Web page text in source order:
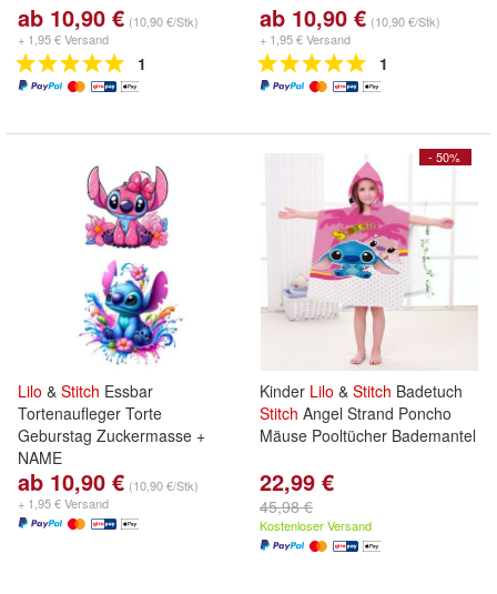
ab 10,90 € (10,90 €/Stk)
+ 1,95 € Versand
1
ab 10,90 € (10,90 €/Stk)
+ 1,95 € Versand
1
Lilo & Stitch Essbar
Tortenaufleger Torte
Geburstag Zuckermasse +
NAME
ab 10,90 € (10,90 €/Stk)
+ 1,95 € Versand
- 50%
Kinder Lilo & Stitch Badetuch
Stitch Angel Strand Poncho
Mäuse Pooltücher Bademantel
22,99 €
45,98 €
Kostenloser Versand